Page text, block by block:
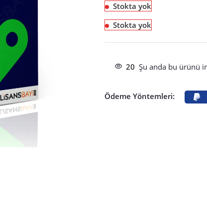
Stokta yok
Stokta yok
20 Şu anda bu ürünü
Ödeme Yöntemleri: